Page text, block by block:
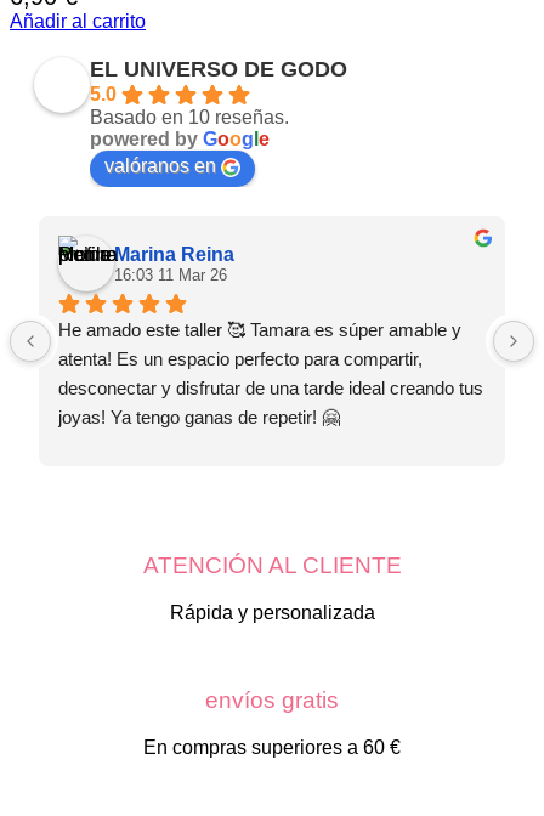
Añadir al carrito
EL UNIVERSO DE GODO
5.0
Basado en 10 reseñas.
powered by Goog e
valóranos en
Marina Reina
16:03 11 Mar 26
He amado este taller 🥰 Tamara es súper amable y
atenta! Es un espacio perfecto para compartir,
desconectar y disfrutar de una tarde ideal creando tus
joyas! Ya tengo ganas de repetir! 🤗
ATENCIÓN AL CLIENTE
Rápida y personalizada
envíos gratis
En compras superiores a 60 €